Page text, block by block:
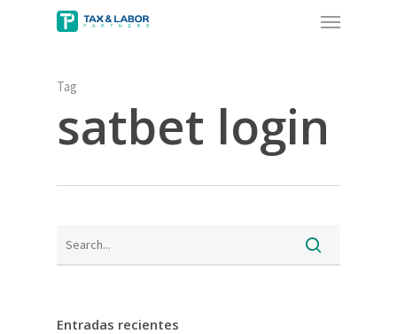
Menu
Tag
satbet login
Entradas recientes